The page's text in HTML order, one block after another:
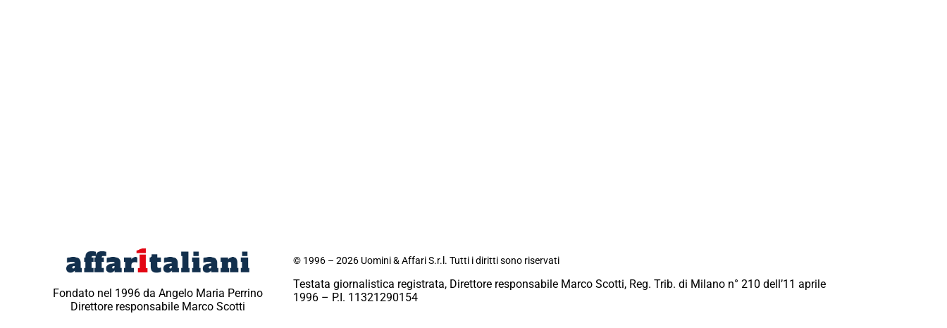
Fondato nel 1996 da Angelo Maria Perrino
Direttore responsabile Marco Scotti
© 1996 – 2026 Uomini & Affari S.r.l. Tutti i diritti sono riservati
Testata giornalistica registrata, Direttore responsabile Marco Scotti, Reg. Trib. di Milano n° 210 dell’11 aprile
1996 – P.I. 11321290154